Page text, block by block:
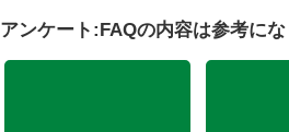
アンケート:FAQの内容は参考にな